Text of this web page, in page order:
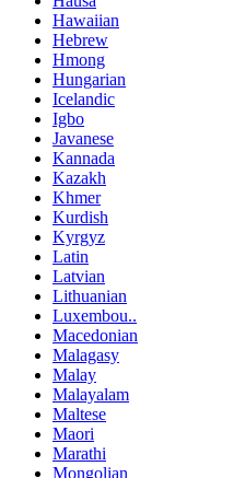
Hawaiian
Hebrew
Hmong
Hungarian
Icelandic
Igbo
Javanese
Kannada
Kazakh
Khmer
Kurdish
Kyrgyz
Latin
Latvian
Lithuanian
Luxembou..
Macedonian
Malagasy
Malay
Malayalam
Maltese
Maori
Marathi
Mongolian